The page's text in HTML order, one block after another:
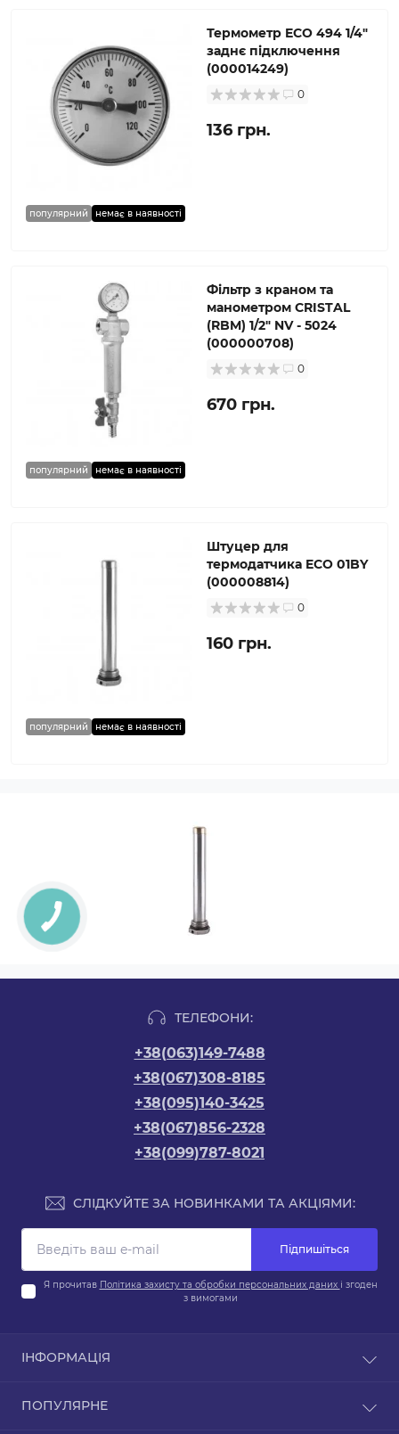
популярний немає в наявності
Термометр ECO 494 1/4″
заднє підключення
(000014249)
0
136 грн.
популярний немає в наявності
Фільтр з краном та
манометром CRISTAL
(RBM) 1/2″ NV - 5024
(000000708)
0
670 грн.
популярний немає в наявності
Штуцер для
термодатчика ECO 01BY
(000008814)
0
160 грн.
ТЕЛЕФОНИ:
+38(063)149-7488
+38(067)308-8185
+38(095)140-3425
+38(067)856-2328
+38(099)787-8021
СЛІДКУЙТЕ ЗА НОВИНКАМИ ТА АКЦІЯМИ:
Підпишіться
Я прочитав Політика захисту та обробки персональних даних і згоден
з вимогами
ІНФОРМАЦІЯ
Доставка та оплата
ПОПУЛЯРНЕ